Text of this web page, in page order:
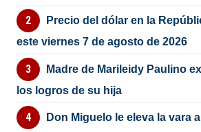
Precio del dólar en la
este viernes 7 de agosto de 2026
Madre de Marileidy Paulino
los logros de su hija
Don Miguelo le eleva la vara